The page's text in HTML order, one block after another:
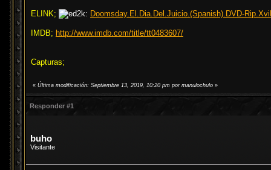
ELINK; Doomsday.El.Dia.Del.Juicio.(Spanish).DVD-
IMDB; http://www.imdb.com/title/tt0483607/
Capturas;
« Última modificación: Septiembre 13, 2019, 10:20 pm por manulochulo »
Responder #1
buho
Visitante